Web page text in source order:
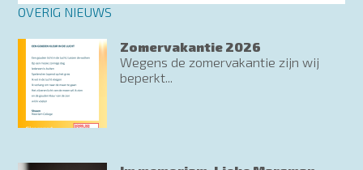
OVERIG NIEUWS
Zomervakantie 2026
Wegens de zomervakantie zijn wij
beperkt...